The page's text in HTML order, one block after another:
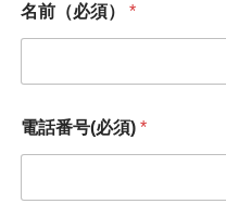
名
前
）
*
名前（必須） *
電話番号(必須) *